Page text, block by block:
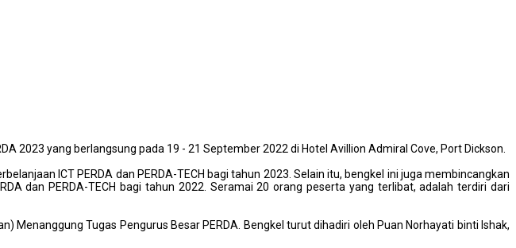
2023 yang berlangsung pada 19 - 21 September 2022 di Hotel Avillion Admiral Cove, Port Dickson.
ICT PERDA dan PERDA-TECH bagi tahun 2023. Selain itu, bengkel ini juga membincangkan
dan PERDA-TECH bagi tahun 2022. Seramai 20 orang peserta yang terlibat, adalah terdiri dari
Menanggung Tugas Pengurus Besar PERDA. Bengkel turut dihadiri oleh Puan Norhayati binti Ishak,